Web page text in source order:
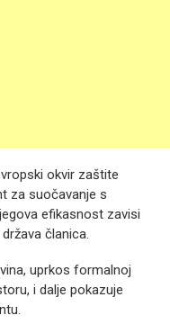
okvir zaštite
za suočavanje s
efikasnost zavisi
članica.
uprkos formalnoj
i dalje pokazuje